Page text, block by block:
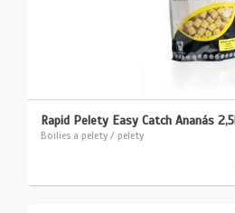
Rapid Pelety Easy Catch Ananás
Boilies a pelety / pelety